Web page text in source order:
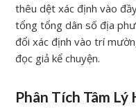
thêu dệt xác định vào
tổng tổng dân số địa
đổi xác định vào trí
đọc giả kể chuyện.
Phân Tích Tâm Lý